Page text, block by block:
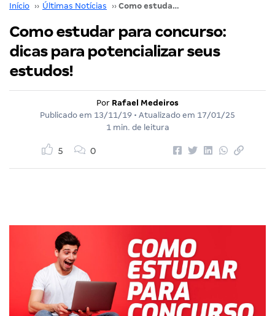
Início ›› Últimas Notícias ›› Como estudar para concurso: dicas para potencializar seus estudos!
Como estudar para concurso:
dicas para potencializar seus
estudos!
Por Rafael Medeiros
Publicado em 13/11/19 • Atualizado em 17/01/25
1 min. de leitura
5 0